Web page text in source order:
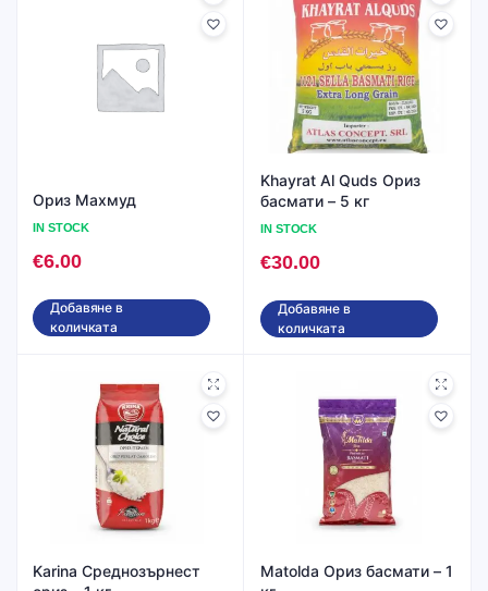
Ориз Махмуд
IN STOCK
€6.00
Добавяне в
количката
Khayrat Al Quds Ориз
басмати – 5 кг
IN STOCK
€30.00
Добавяне в
количката
Karina Среднозърнест
Matolda Ориз басмати – 1